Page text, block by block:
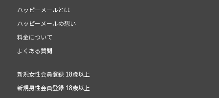
ハッピーメールとは
ハッピーメールの想い
料金について
よくある質問
新規女性会員登録 18歳以上
新規男性会員登録 18歳以上